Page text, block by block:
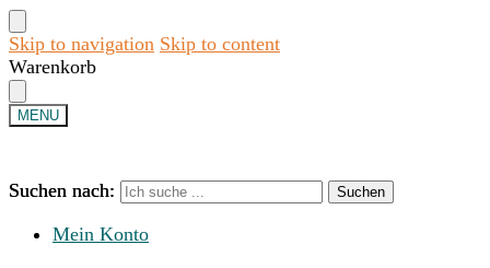
Skip to navigation Skip to content
Warenkorb
MENU
Suchen nach: Suchen
Mein Konto
Suchen nach: Suchen